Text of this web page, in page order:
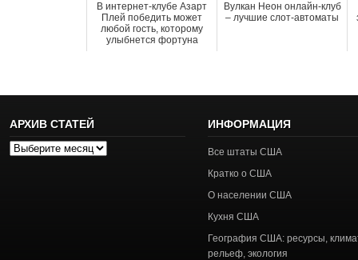
В интернет-клубе Азарт
Плей победить может
любой гость, которому
улыбнется фортуна
Вулкан Неон онлайн-клуб
– лучшие слот-автоматы
АРХИВ СТАТЕЙ
Архив
ИНФОРМАЦИЯ
Все штаты США
Кратко о США
О населении США
Кухня США
География США: ресурсы,
рельеф, экология